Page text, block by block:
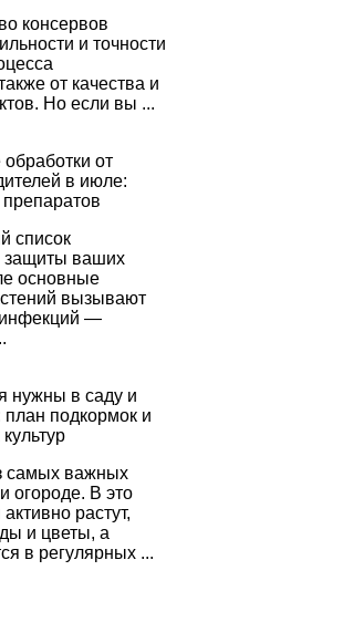
консервов
и точности
от качества и
Но если вы ...
от
в июле:
список
защиты ваших
основные
вызывают
—
нужны в саду и
подкормок и
самых важных
огороде. В это
растут,
и цветы, а
в регулярных ...